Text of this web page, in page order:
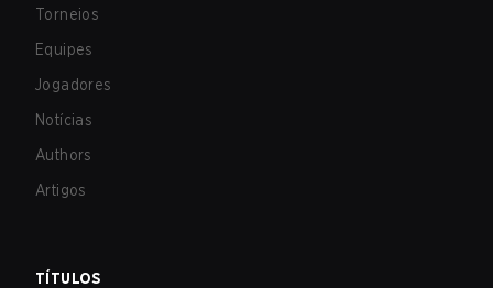
Torneios
Equipes
Jogadores
Notícias
Authors
Artigos
TÍTULOS